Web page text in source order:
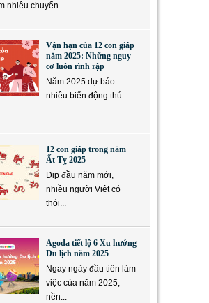
nhiều chuyển...
Vận hạn của 12 con giáp
năm 2025: Những nguy
cơ luôn rình rập
Năm 2025 dự báo
nhiều biến động thú
12 con giáp trong năm
Ất Tỵ 2025
Dịp đầu năm mới,
nhiều người Việt có
thói...
Agoda tiết lộ 6 Xu hướng
Du lịch năm 2025
Ngay ngày đầu tiên làm
việc của năm 2025,
nền...